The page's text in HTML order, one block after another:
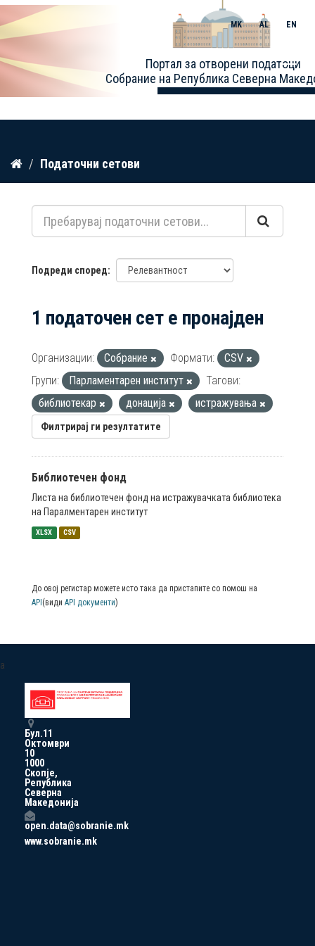
Прескокнете
содржина
Портал за отворени податоци
Собрание на Република Северна
MK AL EN
Toggle
Податочни сетови
Подреди според
1 податочен сет е пронајден
Организации: Собрание Формати:
CSV
Групи:
Парламентарен институт
Тагови:
библиотекар
донација истражувања
Филтрирај ги резултатите
Библиотечен фонд
Листа на библиотечен фонд на истражувачката библиотека
на Паралментарен институт
XLSX CSV
До овој регистар можете исто така да пристапите со помош на
API (види API документи)
a
Бул.11
Октомври
10
1000
Скопје,
Република
Северна
Македонија
open.data@sobranie.mk
www.sobranie.mk